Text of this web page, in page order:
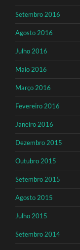
Setembro 2016
Agosto 2016
Julho 2016
Maio 2016
Março 2016
Fevereiro 2016
Janeiro 2016
Dezembro 2015
Outubro 2015
Setembro 2015
Agosto 2015
Julho 2015
Setembro 2014